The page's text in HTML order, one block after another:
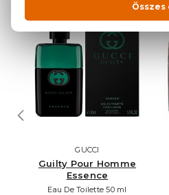
GUCCI
Guilty Pour Homme
Essence
Eau De Toilette 50 ml